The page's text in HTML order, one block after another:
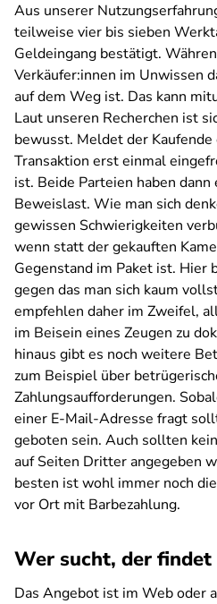
Aus unserer
teilweise vier bis sieben
Geldeingang bestätigt.
Verkäufer:innen im Unwissen
auf dem Weg ist. Das kann
Laut unseren Recherchen ist
bewusst. Meldet der
Transaktion erst einmal
ist. Beide Parteien haben
Beweislast. Wie man sich
gewissen Schwierigkeiten
wenn statt der gekauften
Gegenstand im Paket ist. Hier
gegen das man sich kaum
empfehlen daher im Zweifel,
im Beisein eines Zeugen zu
hinaus gibt es noch weitere
zum Beispiel über
Zahlungsaufforderungen.
einer E-Mail-Adresse fragt
geboten sein. Auch sollten
auf Seiten Dritter angegeben
besten ist wohl immer noch
vor Ort mit Barbezahlung.
Wer sucht, der findet
Das Angebot ist im Web oder